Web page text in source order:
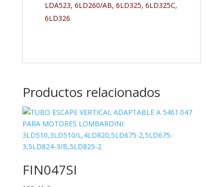
LDA523, 6LD260/AB, 6LD325, 6LD325C,
6LD326
Productos relacionados
FIN047SI